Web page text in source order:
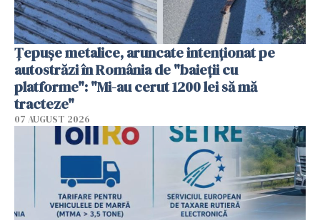
Țepușe metalice, aruncate intenționat pe
autostrăzi în România de "baieții cu
platforme": "Mi-au cerut 1200 lei să mă
tracteze"
07 AUGUST 2026